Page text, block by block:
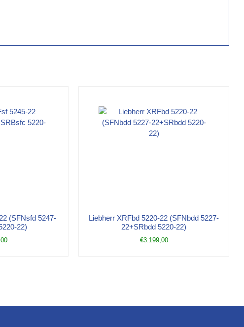
(SFNsfd 5247-
22)
Liebherr XRFbd 5220-22 (SFNbdd 5227-
22+SRbdd 5220-22)
€3.199,00